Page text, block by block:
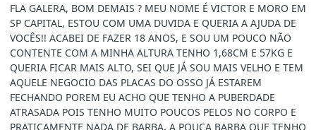
FLA GALERA, BOM DEMAIS ? MEU NOME É VICTOR E MORO EM
SP CAPITAL, ESTOU COM UMA DUVIDA E QUERIA A AJUDA DE
VOCÊS!! ACABEI DE FAZER 18 ANOS, E SOU UM POUCO NÃO
CONTENTE COM A MINHA ALTURA TENHO 1,68CM E 57KG E
QUERIA FICAR MAIS ALTO, SEI QUE JÁ SOU MAIS VELHO E TEM
AQUELE NEGOCIO DAS PLACAS DO OSSO JÁ ESTAREM
FECHANDO POREM EU ACHO QUE TENHO A PUBERDADE
ATRASADA POIS TENHO MUITO POUCOS PELOS NO CORPO E
PRATICAMENTE NADA DE BARBA, A POUCA BARBA QUE TENHO